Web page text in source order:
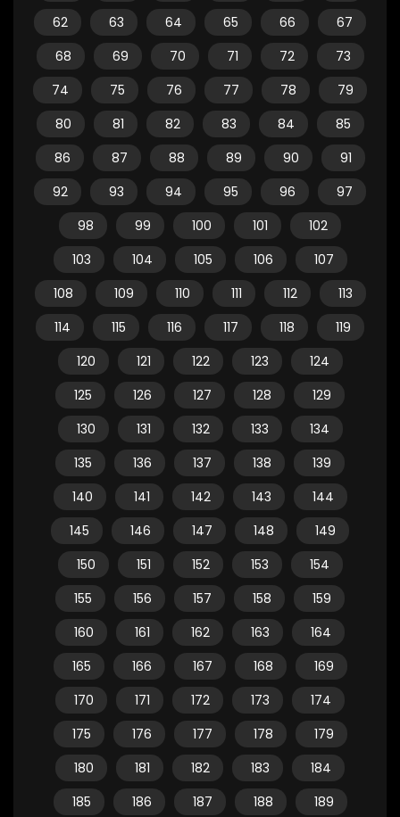
62
63 64 65 66
67
68
69 70 71 72
73
74
75 76 77 78
79
80
81 82 83 84
85
86
87 88 89 90
91
92
93 94 95 96
97
98
99 100 101
102
103
104 105 106
107
108
109 110 111 112
113
114
115 116 117 118
119
120
121 122 123
124
125
126 127 128
129
130
131 132 133
134
135
136 137 138
139
140
141 142 143
144
145
146 147 148
149
150
151 152 153
154
155
156 157 158
159
160
161 162 163
164
165
166 167 168
169
170
171 172 173
174
175
176 177 178
179
180
181 182 183
184
185
186 187 188
189